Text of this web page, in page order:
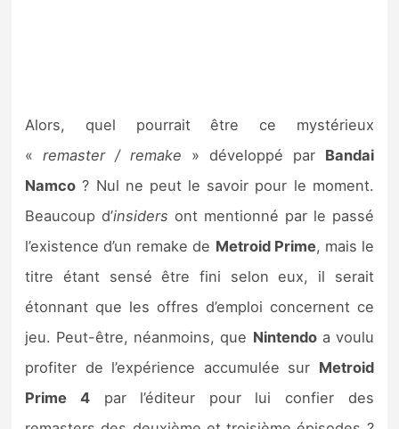
Alors, quel pourrait être ce mystérieux
«remaster / remake » développé par Bandai
Namco ? Nul ne peut le savoir pour le moment.
Beaucoup d’insiders ont mentionné par le passé
l’existence d’un remake de Metroid Prime, mais le
titre étant sensé être fini selon eux, il serait
étonnant que les offres d’emploi concernent ce
jeu. Peut-être, néanmoins, que Nintendoa voulu
profiter de l’expérience accumulée sur Metroid
Prime 4par l’éditeur pour lui confier des